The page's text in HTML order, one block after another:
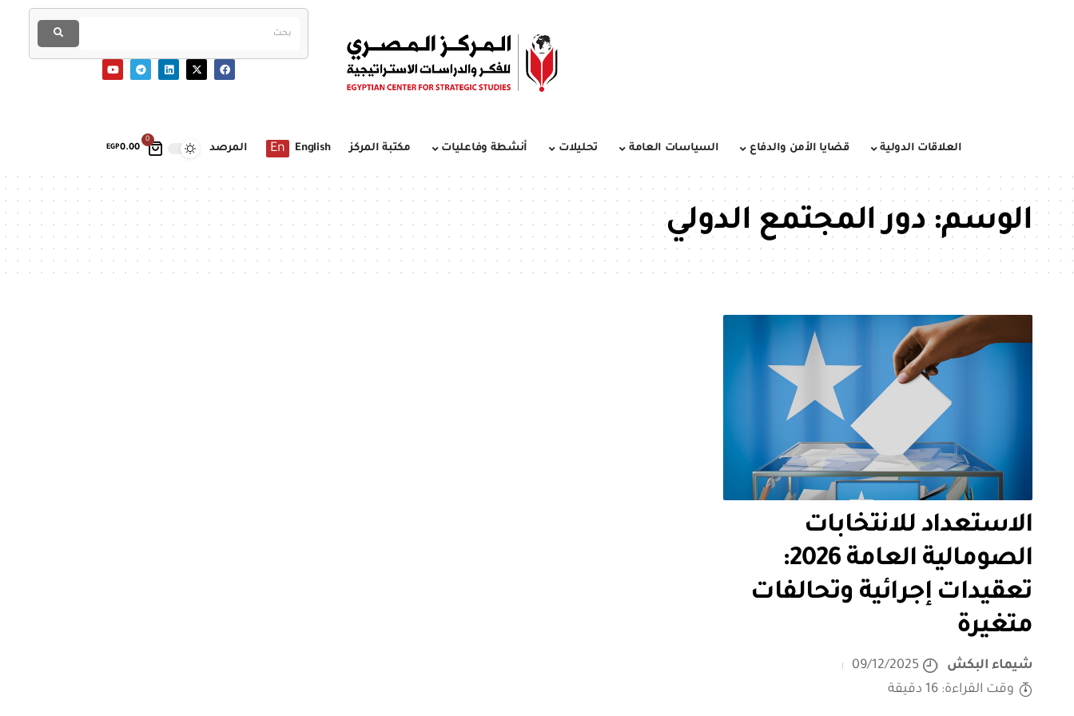
0
EGP0.00 العلاقات الدولية قضايا الأمن والدفاع السياسات العامة تحليلات أنشطة وفاعليات مكتبة المركز English
En المرصد
الوسم:دور المجتمع الدولي
الاستعداد للانتخابات
الصومالية العامة 2026:
تعقيدات إجرائية وتحالفات
متغيرة
شيماء البكش
09/12/2025
وقت القراءة: 16 دقيقة